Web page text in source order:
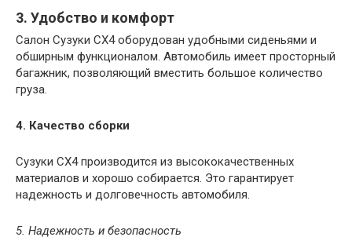
3. Удобство и комфорт
Салон Сузуки СХ4 оборудован удобными сиденьями и
обширным функционалом. Автомобиль имеет просторный
багажник, позволяющий вместить большое количество
груза.
4. Качество сборки
Сузуки СХ4 производится из высококачественных
материалов и хорошо собирается. Это гарантирует
надежность и долговечность автомобиля.
5. Надежность и безопасность